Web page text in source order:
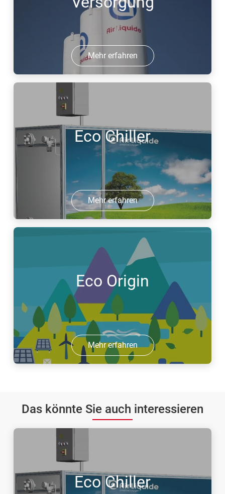
Mehr erfahren
Eco Chiller
Mehr erfahren
Eco Origin
Mehr erfahren
Das könnte Sie auch interessieren
Eco Chiller